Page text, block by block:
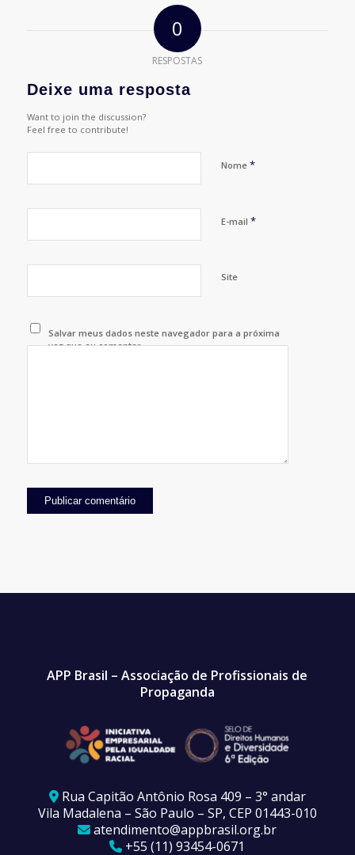
0
RESPOSTAS
Deixe uma resposta
Want to join the discussion?
Feel free to contribute!
Nome *
E-mail *
Site
Salvar meus dados neste navegador para a próxima
vez que eu comentar.
APP Brasil – Associação de Profissionais de
Propaganda
Rua Capitão Antônio Rosa 409 – 3° andar
Vila Madalena – São Paulo – SP, CEP 01443-010
atendimento@appbrasil.org.br
+55 (11) 93454-0671